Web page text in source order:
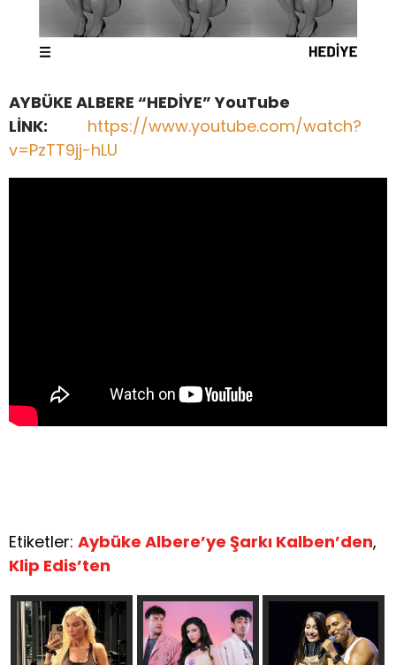
AYBÜKE ALBERE “HEDİYE” YouTube
LİNK:
https://www.youtube.com/watch?
v=PzTT9jj-hLU
Etiketler: Aybüke Albere’ye Şarkı Kalben’den,
Klip Edis’ten